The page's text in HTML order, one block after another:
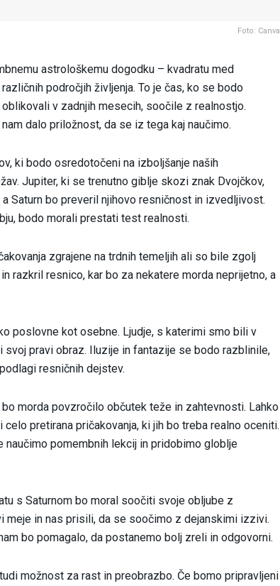
Foto: Canva
astrološkemu dogodku – kvadratu med
področjih življenja. To je čas, ko se bodo
v zadnjih mesecih, soočile z realnostjo.
dalo priložnost, da se iz tega kaj naučimo.
ki bodo osredotočeni na izboljšanje naših
Jupiter, ki se trenutno giblje skozi znak Dvojčkov,
Saturn bo preveril njihovo resničnost in izvedljivost.
bodo morali prestati test realnosti.
zgrajene na trdnih temeljih ali so bile zgolj
razkril resnico, kar bo za nekatere morda neprijetno, a
poslovne kot osebne. Ljudje, s katerimi smo bili v
pravi obraz. Iluzije in fantazije se bodo razblinile,
resničnih dejstev.
morda povzročilo občutek teže in zahtevnosti. Lahko
pretirana pričakovanja, ki jih bo treba realno oceniti.
pomembnih lekcij in pridobimo globlje
s Saturnom bo moral soočiti svoje obljube z
meje in nas prisili, da se soočimo z dejanskimi izzivi.
bo pomagalo, da postanemo bolj zreli in odgovorni.
možnost za rast in preobrazbo. Če bomo pripravljeni